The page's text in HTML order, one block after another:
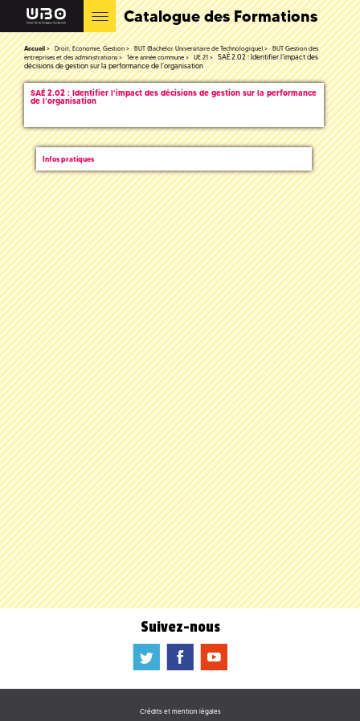
Catalogue des Formations
Accueil Droit, Economie, Gestion BUT (Bachelor Universitaire de Technologique)
BUT Gestion des
entreprises et des administrations
1ère année commune UE 21
SAÉ 2.02 : Identifier l’impact des
décisions de gestion sur la performance de l’organisation
SAÉ 2.02 : Identifier l’impact des décisions de gestion sur la performance
de l’organisation
Infos pratiques
Suivez-nous
a b f
Crédits et mention légales